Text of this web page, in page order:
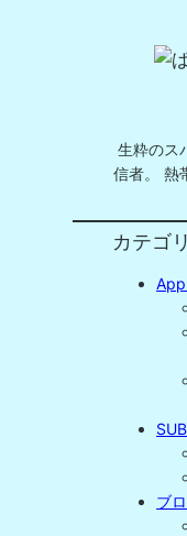
生粋のス
信者。 熱
カテゴ
ブ